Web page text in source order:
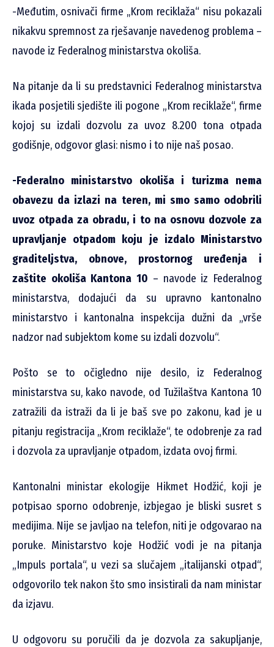
-Međutim, osnivači firme ,,Krom reciklaža“ nisu pokazali
nikakvu spremnost za rješavanje navedenog problema –
navode iz Federalnog ministarstva okoliša.
Na pitanje da li su predstavnici Federalnog ministarstva
ikada posjetili sjedište ili pogone „Krom reciklaže“, firme
kojoj su izdali dozvolu za uvoz 8.200 tona otpada
godišnje, odgovor glasi: nismo i to nije naš posao.
-Federalno ministarstvo okoliša i turizma nema
obavezu da izlazi na teren, mi smo samo odobrili
uvoz otpada za obradu, i to na osnovu dozvole za
upravljanje otpadom koju je izdalo Ministarstvo
graditeljstva, obnove, prostornog uređenja i
zaštite okoliša Kantona 10 – navode iz Federalnog
ministarstva, dodajući da su upravno kantonalno
ministarstvo i kantonalna inspekcija dužni da „vrše
nadzor nad subjektom kome su izdali dozvolu“.
Pošto se to očigledno nije desilo, iz Federalnog
ministarstva su, kako navode, od Tužilaštva Kantona 10
zatražili da istraži da li je baš sve po zakonu, kad je u
pitanju registracija „Krom reciklaže“, te odobrenje za rad
i dozvola za upravljanje otpadom, izdata ovoj firmi.
Kantonalni ministar ekologije Hikmet Hodžić, koji je
potpisao sporno odobrenje, izbjegao je bliski susret s
medijima. Nije se javljao na telefon, niti je odgovarao na
poruke. Ministarstvo koje Hodžić vodi je na pitanja
„Impuls portala“, u vezi sa slučajem „italijanski otpad“,
odgovorilo tek nakon što smo insistirali da nam ministar
da izjavu.
U odgovoru su poručili da je dozvola za sakupljanje,